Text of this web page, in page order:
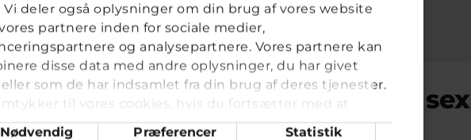
Vi deler også oplysninger om din brug af vores website
partnere inden for sociale medier,
og analysepartnere. Vores partnere kan
disse data med andre oplysninger, du har givet
som de har indsamlet fra din brug af deres tjenester.
til vores cookies, hvis du fortsætter med at
vores hjemmeside.
Nødvendig Præferencer Statistik
ex har filmet os imens vi havde sex
#Livet på nettet Af 19 år · 6 år 2 måneder siden